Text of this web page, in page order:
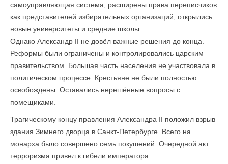
самоуправляющая система, расширены права переписчиков
как представителей избирательных организаций, открылись
новые университеты и средние школы.
Однако Александр II не довёл важные решения до конца.
Реформы были ограничены и контролировались царским
правительством. Большая часть населения не участвовала в
политическом процессе. Крестьяне не были полностью
освобождены. Оставались нерешённые вопросы с
помещиками.
Трагическому концу правления Александра II положил взрыв
здания Зимнего дворца в Санкт-Петербурге. Всего на
монарха было совершено семь покушений. Очередной акт
терроризма привел к гибели императора.